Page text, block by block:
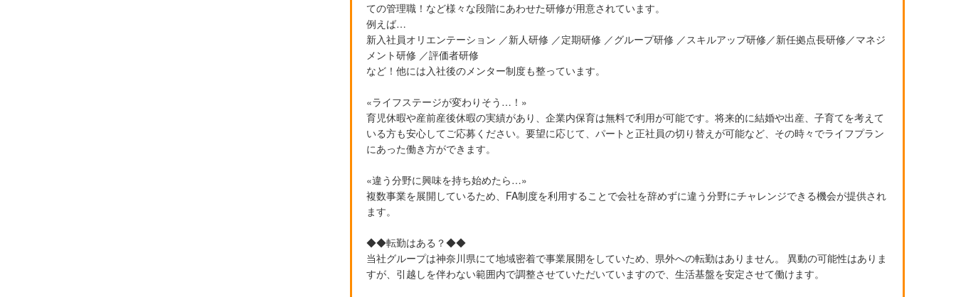
ての管理職！など様々な段階にあわせた研修が用意されています。
例えば…
新入社員オリエンテーション ／新人研修 ／定期研修 ／グループ研修 ／スキルアップ研修／新任拠点長研修／マネジ
メント研修 ／評価者研修
など！他には入社後のメンター制度も整っています。
«ライフステージが変わりそう…！»
育児休暇や産前産後休暇の実績があり、企業内保育は無料で利用が可能です。将来的に結婚や出産、子育てを考えて
いる方も安心してご応募ください。要望に応じて、パートと正社員の切り替えが可能など、その時々でライフプラン
にあった働き方ができます。
«違う分野に興味を持ち始めたら…»
複数事業を展開しているため、FA制度を利用することで会社を辞めずに違う分野にチャレンジできる機会が提供され
ます。
◆◆転勤はある？◆◆
当社グループは神奈川県にて地域密着で事業展開をしていため、県外への転勤はありません。 異動の可能性はありま
すが、引越しを伴わない範囲内で調整させていただいていますので、生活基盤を安定させて働けます。